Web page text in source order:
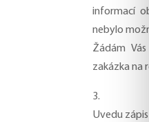
informací
nebylo
Žádám
zakázka na
3.
Uvedu